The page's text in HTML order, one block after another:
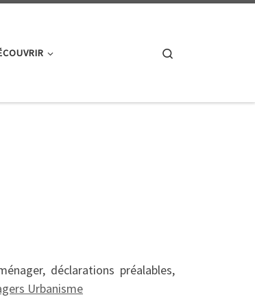
déclarations préalables,
Urbanisme